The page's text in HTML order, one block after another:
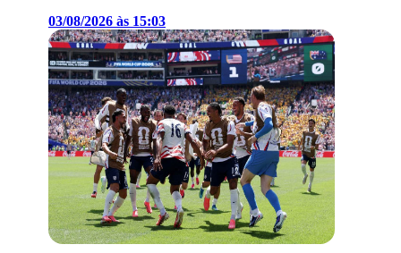
03/08/2026 às 15:03